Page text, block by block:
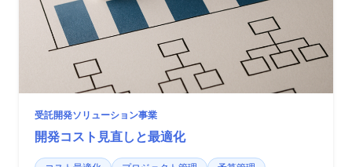
受託開発ソリューション事業
開発コスト見直しと最適化